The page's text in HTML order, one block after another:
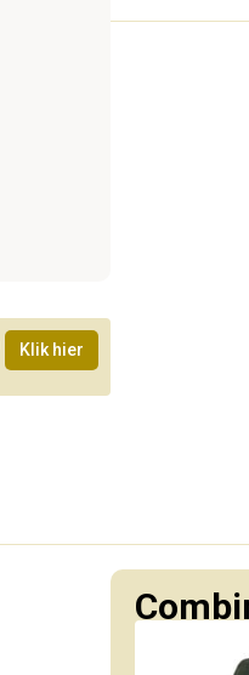
Klik hier